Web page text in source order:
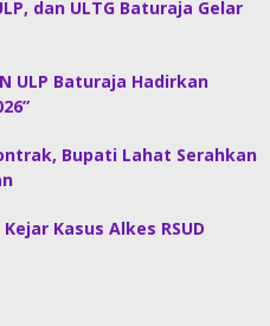
dan ULTG Baturaja Gelar
ULP Baturaja Hadirkan
Bupati Lahat Serahkan
Kasus Alkes RSUD